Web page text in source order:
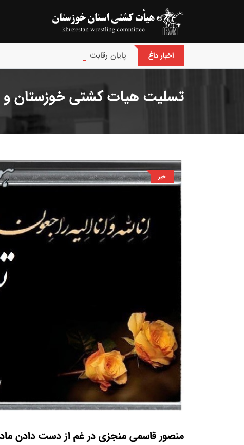
اخبار داغ پایان رقابت های بین‌المللی جام حسن
تسلیت هیات کشتی خوزستان
خبر
منصور قاسمی منجزی در غم از دست دادن